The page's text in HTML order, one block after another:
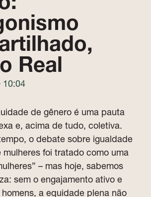
Real
10:04
de gênero é uma pauta
e, acima de tudo, coletiva.
o debate sobre igualdade
mulheres foi tratado como uma
– mas hoje, sabemos
sem o engajamento ativo e
a equidade plena não